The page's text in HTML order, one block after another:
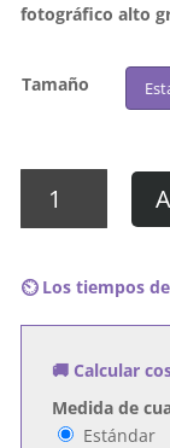
fotográfico alto
Tamaño
Fidel
Fuego
Caliente
⏲️ Los tiempos
🚚 Calcular
Medida de
Estándar